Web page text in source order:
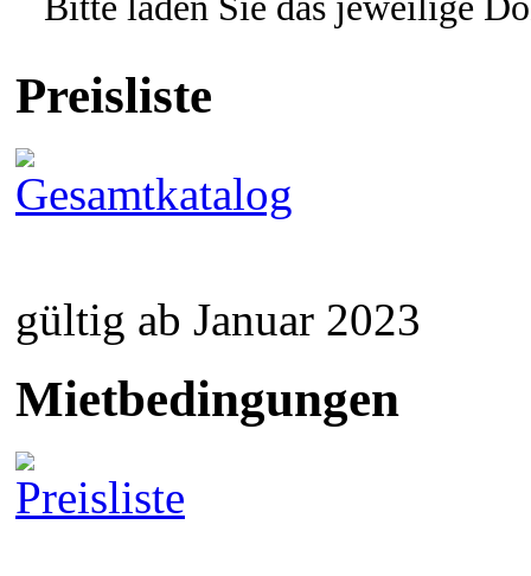
Preisliste
gültig ab Januar 2023
Mietbedingungen